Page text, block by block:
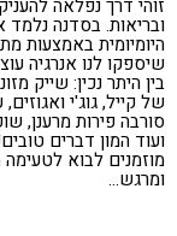
זוהי דרך נפלאה
ובריאות. בסדנה נלמד
היומיומית באמצעות
שיספקו לנו אנרגיה
בין היתר נכין: שייק
של קייל, גוג'י
סורבה פירות מרענן,
ועוד המון דברים
מוזמנים לבוא
ומרגש…